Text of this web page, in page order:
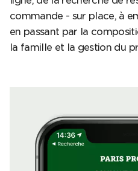
commande - sur place, à
en passant par la
la famille et la gestion du